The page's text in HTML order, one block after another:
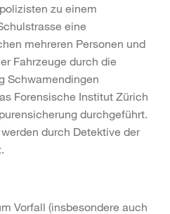
zu einem
eine
mehreren Personen und
Fahrzeuge durch die
Schwamendingen
Forensische Institut Zürich
durchgeführt.
durch Detektive der
Vorfall (insbesondere auch